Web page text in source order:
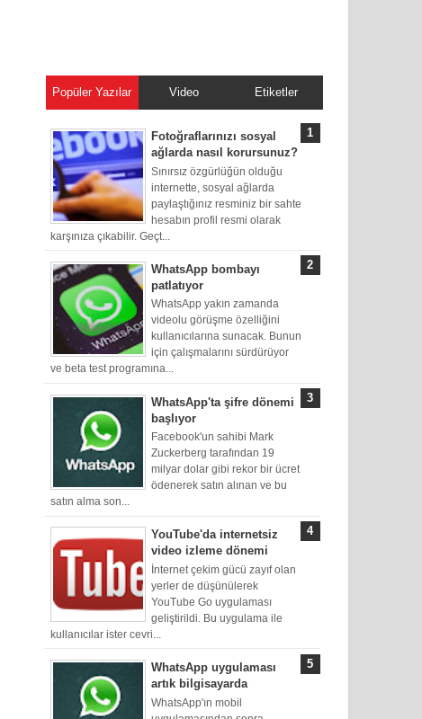
Popüler Yazılar Video Etiketler
Fotoğraflarınızı sosyal
ağlarda nasıl korursunuz?
Sınırsız özgürlüğün olduğu
internette, sosyal ağlarda
paylaştığınız resminiz bir sahte
hesabın profil resmi olarak
karşınıza çıkabilir. Geçt...
WhatsApp bombayı
patlatıyor
WhatsApp yakın zamanda
videolu görüşme özelliğini
kullanıcılarına sunacak. Bunun
için çalışmalarını sürdürüyor
ve beta test programına...
WhatsApp'ta şifre dönemi
başlıyor
Facebook'un sahibi Mark
Zuckerberg tarafından 19
milyar dolar gibi rekor bir ücret
ödenerek satın alınan ve bu
satın alma son...
YouTube'da internetsiz
video izleme dönemi
İnternet çekim gücü zayıf olan
yerler de düşünülerek
YouTube Go uygulaması
geliştirildi. Bu uygulama ile
kullanıcılar ister cevri...
WhatsApp uygulaması
artık bilgisayarda
WhatsApp'ın mobil